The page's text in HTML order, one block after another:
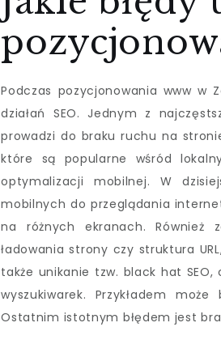
Podczas pozycjonowania www w
działań SEO. Jednym z
prowadzi do braku ruchu na
które są popularne wśród
optymalizacji mobilnej. W
mobilnych do przeglądania
na różnych ekranach. Również
ładowania strony czy struktura
także unikanie tzw. black hat
wyszukiwarek. Przykładem
Ostatnim istotnym błędem jest